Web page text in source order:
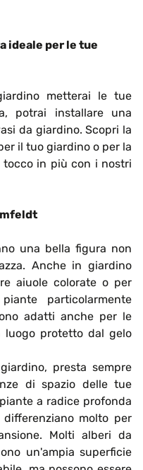
ideale per le tue
metterai le tue
potrai installare una
da giardino. Scopri la
il tuo giardino o per la
in più con i nostri
una bella figura non
Anche in giardino
aiuole colorate o per
particolarmente
adatti anche per le
protetto dal gelo
presta sempre
di spazio delle tue
a radice profonda
molto per
Molti alberi da
un'ampia superficie